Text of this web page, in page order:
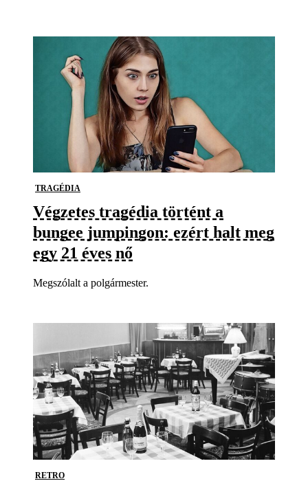
TRAGÉDIA
Végzetes tragédia történt a
bungee jumpingon: ezért halt meg
egy 21 éves nő
Megszólalt a polgármester.
RETRO